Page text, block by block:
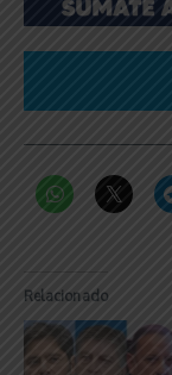
Relacionado